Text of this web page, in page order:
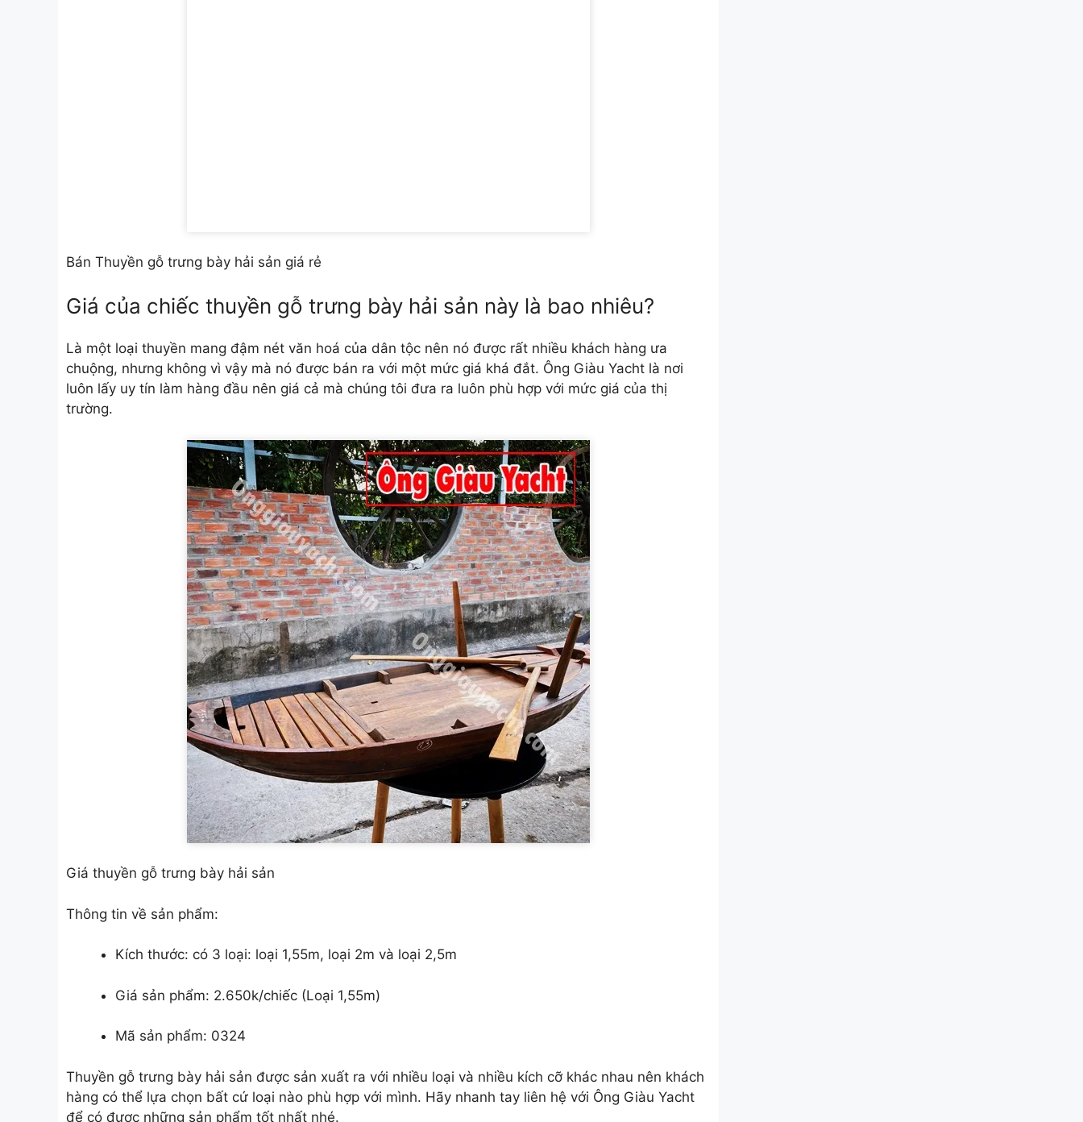
Bán Thuyền gỗ trưng bày hải sản giá rẻ
Giá của chiếc thuyền gỗ trưng bày hải sản này là bao nhiêu?
Là một loại thuyền mang đậm nét văn hoá của dân tộc nên nó được rất nhiều khách hàng ưa
chuộng, nhưng không vì vậy mà nó được bán ra với một mức giá khá đắt. Ông Giàu Yacht là nơi
luôn lấy uy tín làm hàng đầu nên giá cả mà chúng tôi đưa ra luôn phù hợp với mức giá của thị
trường.
Giá thuyền gỗ trưng bày hải sản
Thông tin về sản phẩm:
Kích thước: có 3 loại: loại 1,55m, loại 2m và loại 2,5m
Giá sản phẩm: 2.650k/chiếc (Loại 1,55m)
Mã sản phẩm: 0324
Thuyền gỗ trưng bày hải sản được sản xuất ra với nhiều loại và nhiều kích cỡ khác nhau nên khách
hàng có thể lựa chọn bất cứ loại nào phù hợp với mình. Hãy nhanh tay liên hệ với Ông Giàu Yacht
để có được những sản phẩm tốt nhất nhé.